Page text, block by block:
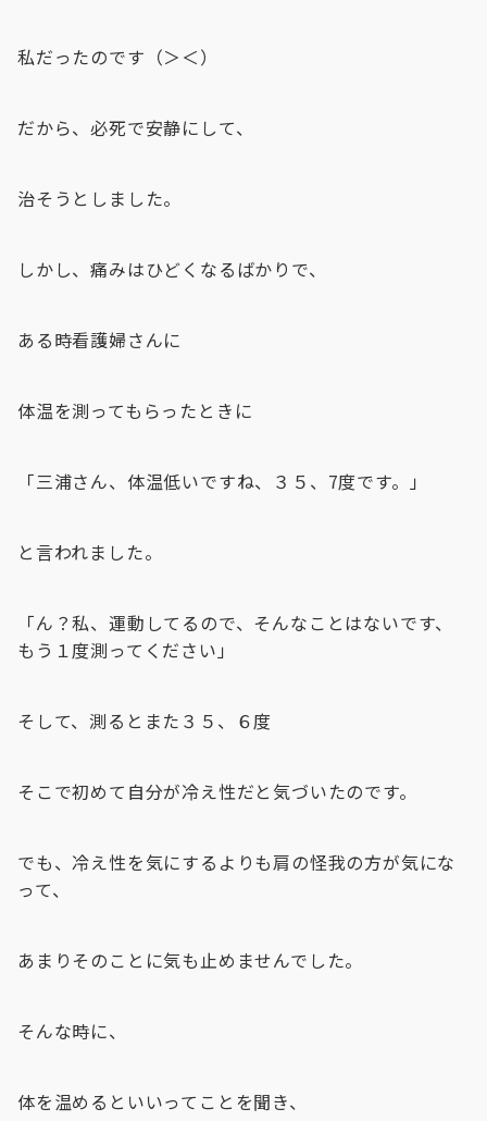
私だったのです（＞＜）
だから、必死で安静にして、
治そうとしました。
しかし、痛みはひどくなるばかりで、
ある時看護婦さんに
体温を測ってもらったときに
「三浦さん、体温低いですね、３５、7度です。」
と言われました。
「ん？私、運動してるので、そんなことはないです、
もう１度測ってください」
そして、測るとまた３５、６度
そこで初めて自分が冷え性だと気づいたのです。
でも、冷え性を気にするよりも肩の怪我の方が気にな
って、
あまりそのことに気も止めませんでした。
そんな時に、
体を温めるといいってことを聞き、